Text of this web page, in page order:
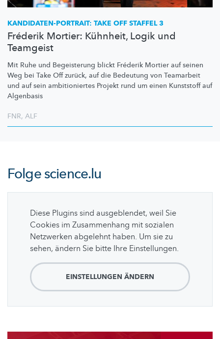
KANDIDATEN-PORTRAIT: TAKE OFF STAFFEL 3
Fréderik Mortier: Kühnheit, Logik und
Teamgeist
Mit Ruhe und Begeisterung blickt Fréderik Mortier auf seinen
Weg bei Take Off zurück, auf die Bedeutung von Teamarbeit
und auf sein ambitioniertes Projekt rund um einen Kunststoff auf
Algenbasis
FNR, ALF
Folgescience.lu
Diese Plugins sind ausgeblendet, weil Sie
Cookies im Zusammenhang mit sozialen
Netzwerken abgelehnt haben. Um sie zu
sehen, ändern Sie bitte Ihre Einstellungen.
EINSTELLUNGEN ÄNDERN